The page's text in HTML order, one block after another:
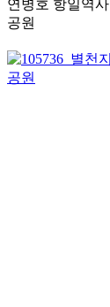
연병호 항일역사
공원